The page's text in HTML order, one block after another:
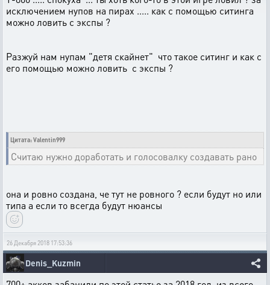
исключением нупов на пирах ..... как с помощью ситинга
можно ловить с экспы ?
Разжуй нам нупам "детя скайнет" что такое ситинг и как с
его помощью можно ловить с экспы ?
Цитата: Valentin999
Считаю нужно доработать и голосовалку создавать рано
она и ровно создана, че тут не ровного ? если будут но или
типа а если то всегда будут нюансы
26 Декабря 2018 17:53:36
Denis_Kuzmin